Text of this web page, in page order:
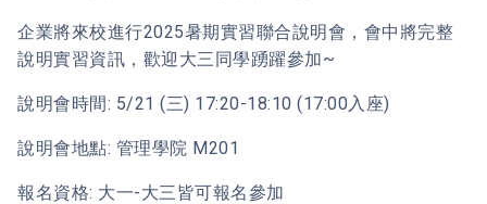
企業將來校進行2025暑期實習聯合說明會，會中將完整
說明實習資訊，歡迎大三同學踴躍參加~
說明會時間: 5/21 (三) 17:20-18:10 (17:00入座)
說明會地點: 管理學院 M201
報名資格: 大一-大三皆可報名參加